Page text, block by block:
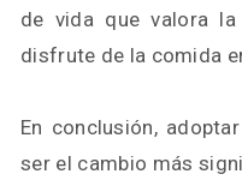
de vida que valora
disfrute de la comida
En conclusión,
ser el cambio más